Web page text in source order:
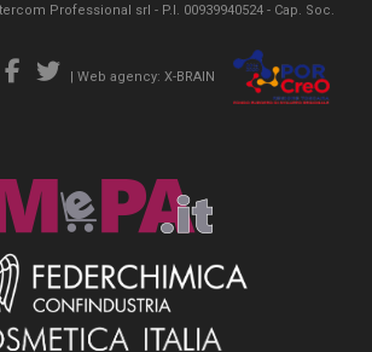
Professional srl - P.I. 00939940524 - Cap. Soc.
| Web agency: X-BRAIN